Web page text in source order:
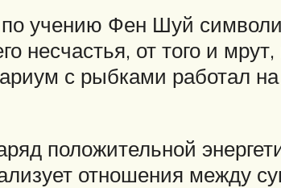
учению Фен Шуй
несчастья, от того и
с рыбками работал
положительной
отношения между